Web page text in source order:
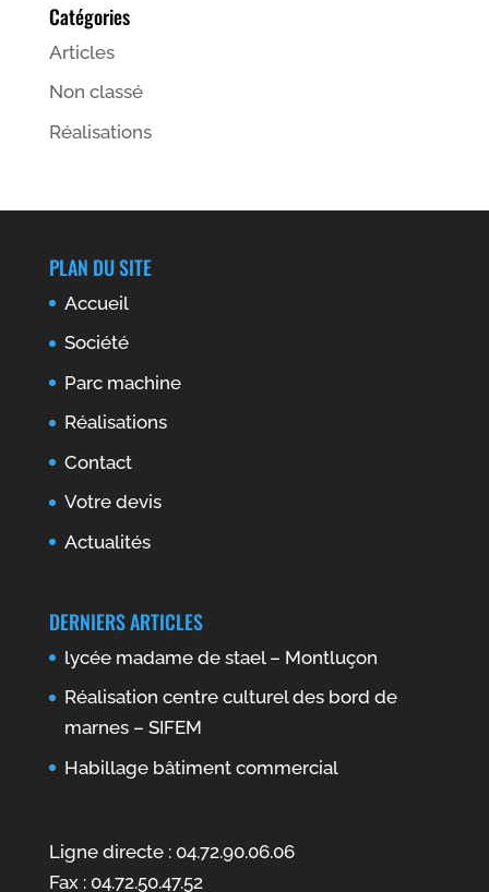
Catégories
Articles
Non classé
Réalisations
PLAN DU SITE
Accueil
Société
Parc machine
Réalisations
Contact
Votre devis
Actualités
DERNIERS ARTICLES
lycée madame de stael – Montluçon
Réalisation centre culturel des bord de
marnes – SIFEM
Habillage bâtiment commercial
Ligne directe : 04.72.90.06.06
Fax : 04.72.50.47.52